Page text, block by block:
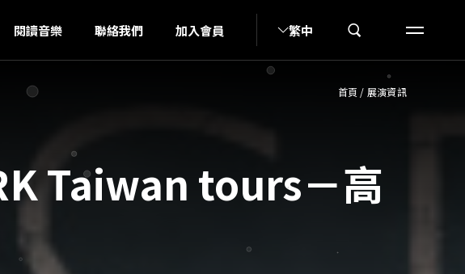
閱讀音樂 聯絡我們 加入會員 繁中
首頁 / 展演資訊
Taiwan tours－高